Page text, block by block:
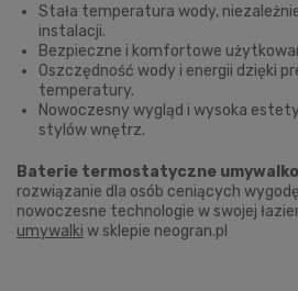
Stała temperatura wody,
instalacji.
Bezpieczne i komfortowe
Oszczędność wody i energii dzięki
temperatury.
Nowoczesny wygląd i wysoka
stylów wnętrz.
Baterie termostatyczne
rozwiązanie dla osób ceniących
nowoczesne technologie w swojej
umywalki w sklepie neogran.pl